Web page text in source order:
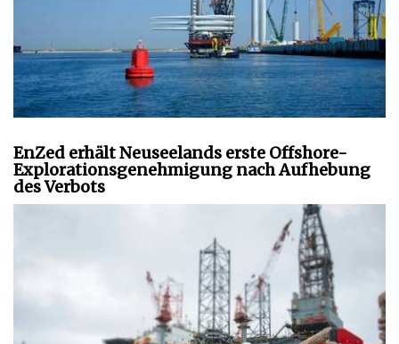
EnZed erhält Neuseelands erste Offshore-
Explorationsgenehmigung nach Aufhebung
des Verbots